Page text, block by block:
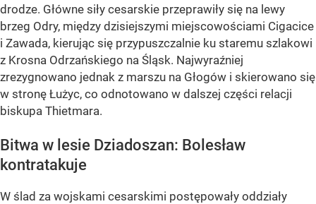
drodze. Główne siły cesarskie przeprawiły się na lewy
brzeg Odry, między dzisiejszymi miejscowościami Cigacice
i Zawada, kierując się przypuszczalnie ku staremu szlakowi
z Krosna Odrzańskiego na Śląsk. Najwyraźniej
zrezygnowano jednak z marszu na Głogów i skierowano się
w stronę Łużyc, co odnotowano w dalszej części relacji
biskupa Thietmara.
Bitwa w lesie Dziadoszan: Bolesław
kontratakuje
W ślad za wojskami cesarskimi postępowały oddziały